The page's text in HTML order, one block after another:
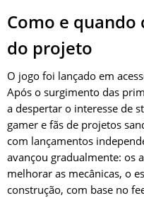
Como e
do projeto
O jogo foi lançado em
Após o surgimento das
a despertar o interesse de
gamer e fãs de projetos
com lançamentos
avançou gradualmente: os
melhorar as mecânicas, o
construção, com base no